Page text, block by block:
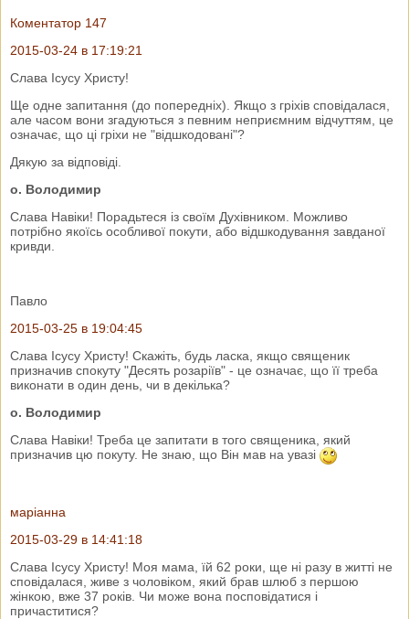
Коментатор 147
2015-03-24 в 17:19:21
Слава Ісусу Христу!
Ще одне запитання (до попередніх). Якщо з гріхів сповідалася,
але часом вони згадуються з певним неприємним відчуттям, це
означає, що ці гріхи не "відшкодовані"?
Дякую за відповіді.
о. Володимир
Слава Навіки! Порадьтеся із своїм Духівником. Можливо
потрібно якоїсь особливої покути, або відшкодування завданої
кривди.
Павло
2015-03-25 в 19:04:45
Слава Ісусу Христу! Скажіть, будь ласка, якщо священик
призначив спокуту "Десять розаріїв" - це означає, що її треба
виконати в один день, чи в декілька?
о. Володимир
Слава Навіки! Треба це запитати в того священика, який
призначив цю покуту. Не знаю, що Він мав на увазі
маріанна
2015-03-29 в 14:41:18
Слава Ісусу Христу! Моя мама, їй 62 роки, ще ні разу в житті не
сповідалася, живе з чоловіком, який брав шлюб з першою
жінкою, вже 37 років. Чи може вона посповідатися і
причаститися?